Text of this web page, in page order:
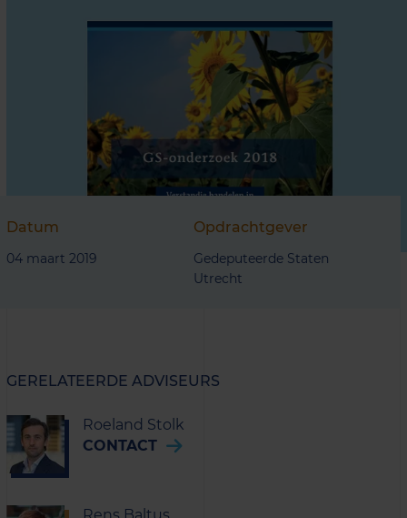
Datum
04 maart 2019
Opdrachtgever
Gedeputeerde Staten
Utrecht
GERELATEERDE ADVISEURS
Roeland Stolk
CONTACT
Rens Baltus